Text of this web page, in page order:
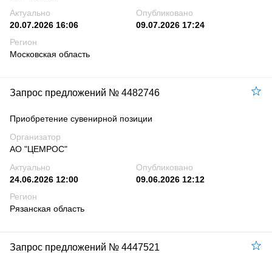
Актуально
20.07.2026 16:06
Опубликовано
09.07.2026 17:24
Регион
Московская область
Запрос предложений № 4482746
Приобретение сувенирной позиции
Организатор
АО "ЦЕМРОС"
Актуально
24.06.2026 12:00
Опубликовано
09.06.2026 12:12
Регион
Рязанская область
Запрос предложений № 4447521